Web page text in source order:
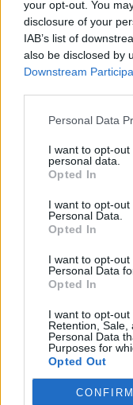
your opt-out. You
disclosure of your
IAB’s list of
also be disclosed by
Downstream
Personal Data
I want to opt-
personal data.
Opted In
I want to opt-
Personal Data.
Opted In
I want to opt-
Personal Data
Opted In
I want to opt-out
Retention, Sale,
Personal Data
Purposes for
Opted Out
CONFIRM